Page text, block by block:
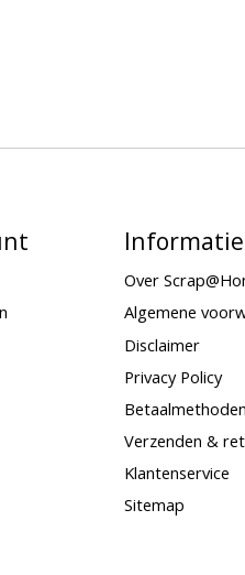
Informatie
Over
Algemene
Disclaimer
Privacy Policy
Betaalmethoden
Verzenden &
Klantenservice
Sitemap